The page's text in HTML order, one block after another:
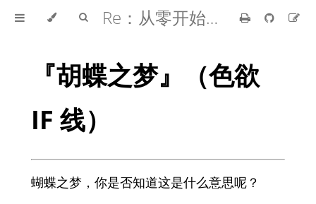
Re：从零开始的异世界生活
『胡蝶之梦』（色欲
IF 线）
蝴蝶之梦，你是否知道这是什么意思呢？